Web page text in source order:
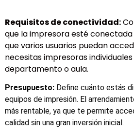
Requisitos de conectividad:
que la impresora esté
que varios usuarios puedan
necesitas impresoras
departamento o aula.
Presupuesto: Define cuánto estás
equipos de impresión. El
más rentable, ya que te permite
calidad sin una gran inversión inicial.